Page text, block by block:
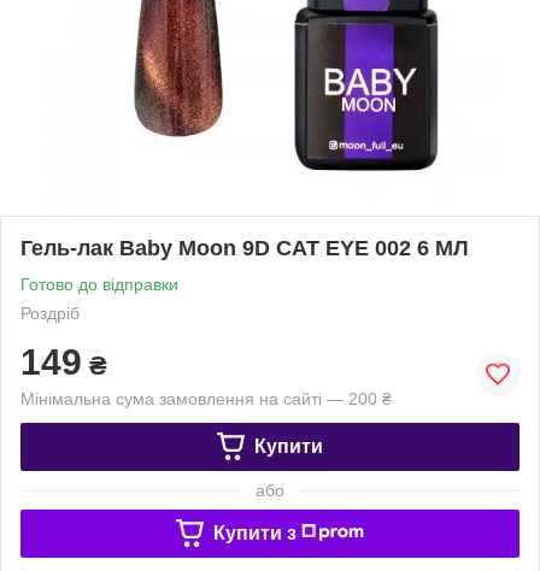
Гель-лак Baby Moon 9D CAT EYE 002 6 МЛ
Готово до відправки
Роздріб
149 ₴
Мінімальна сума замовлення на сайті — 200 ₴
Купити
або
Купити з